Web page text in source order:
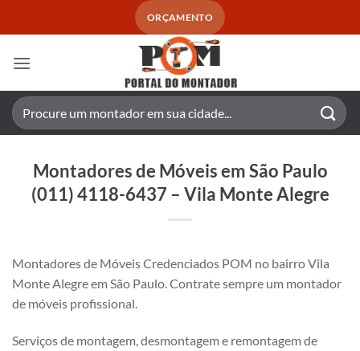
ORÇAMENTO
Pesquisar
por:
Montadores de Móveis em São Paulo
(011) 4118-6437 – Vila Monte Alegre
Montadores de Móveis Credenciados POM no bairro Vila
Monte Alegre em São Paulo. Contrate sempre um montador
de móveis profissional.
Serviços de montagem, desmontagem e remontagem de